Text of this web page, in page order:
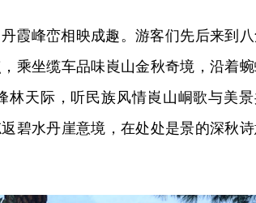
霞峰峦相映成趣。游客们先后来到
乘坐缆车品味崀山金秋奇境，沿着
林天际，听民族风情崀山峒歌与美
碧水丹崖意境，在处处是景的深秋